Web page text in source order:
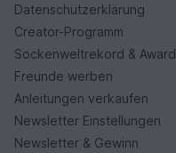
Datenschutzerklärung
Creator-Programm
Sockenweltrekord & Award
Freunde werben
Anleitungen verkaufen
Newsletter Einstellungen
Newsletter & Gewinn